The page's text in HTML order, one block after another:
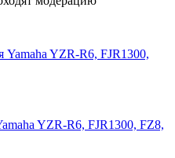
YZR-R6, FJR1300, FZ8,